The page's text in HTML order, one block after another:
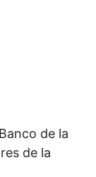
de la
de la